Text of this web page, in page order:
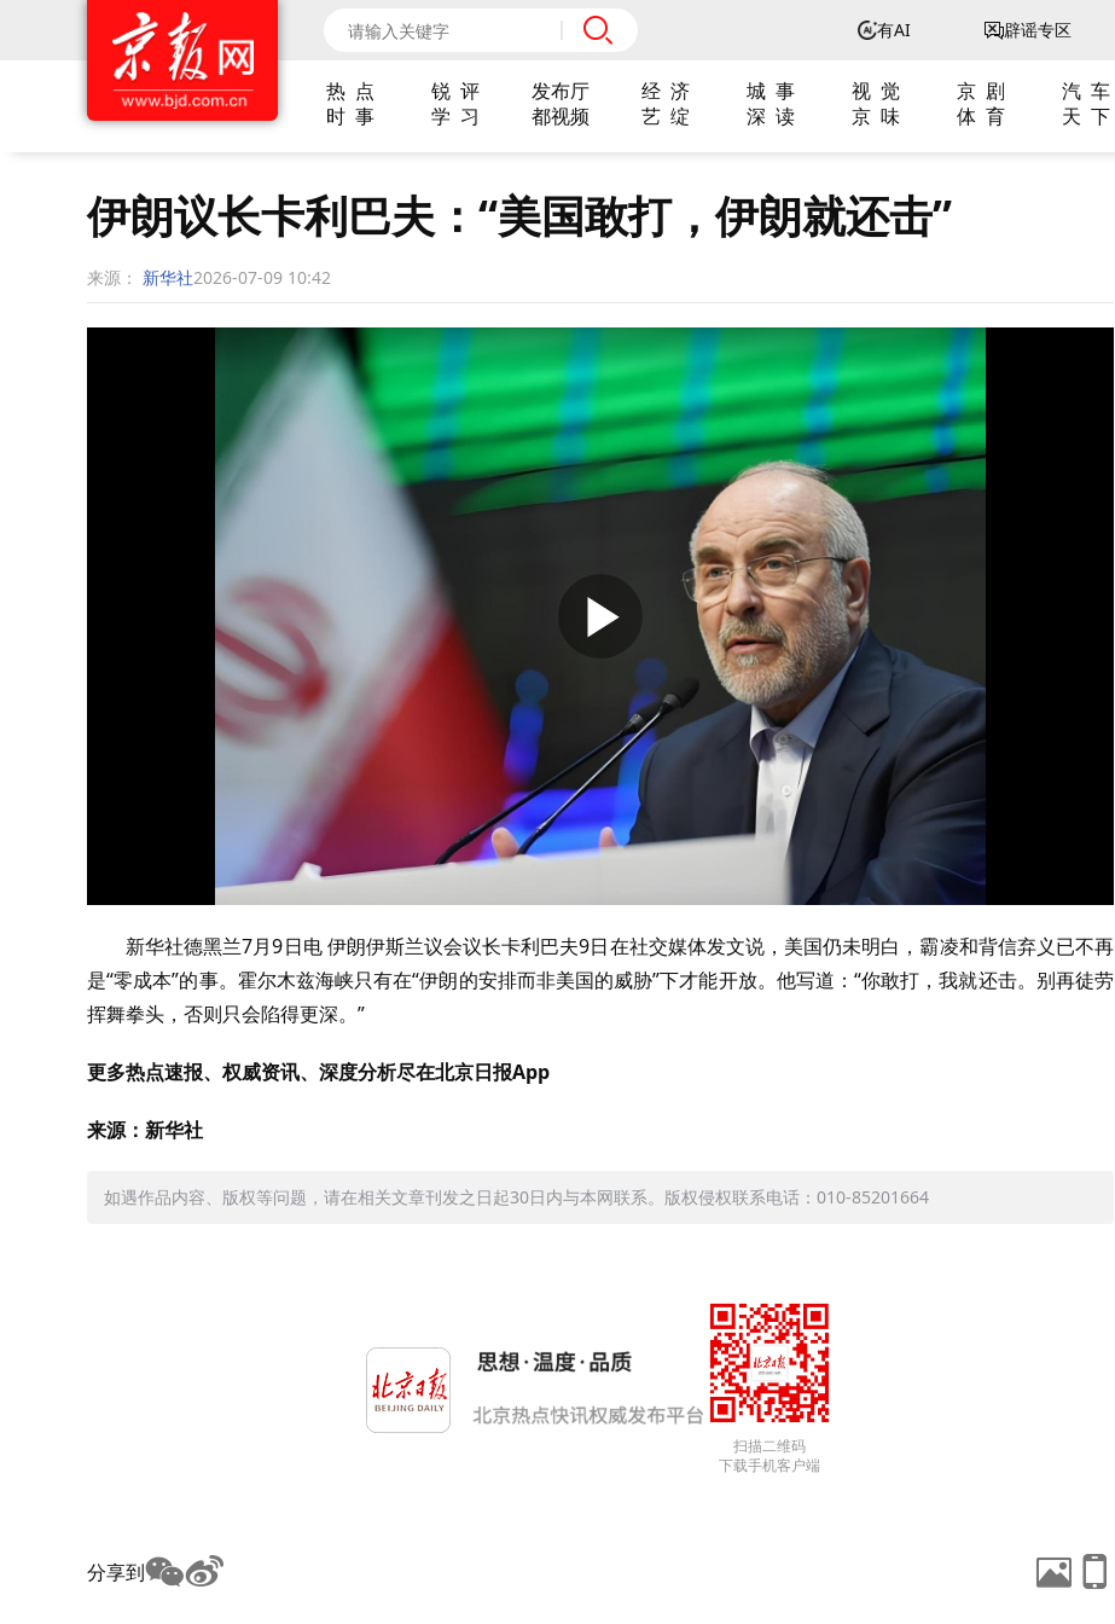
有AI 辟谣专区
热 点 锐 评 发布厅 经 济 城 事 视 觉 京 剧 汽 车
时 事
学 习 都视频 艺 绽 深 读 京 味 体 育 天 下
伊朗议长卡利巴夫：“美国敢打，伊朗就还击”
来源： 新华社2026-07-09 10:42
新华社德黑兰7月9日电 伊朗伊斯兰议会议长卡利巴夫9日在社交媒体发文说，美国仍未明白，霸凌和背信弃义已不再
是“零成本”的事。霍尔木兹海峡只有在“伊朗的安排而非美国的威胁”下才能开放。他写道：“你敢打，我就还击。别再徒劳
挥舞拳头，否则只会陷得更深。”
更多热点速报、权威资讯、深度分析尽在北京日报App
来源：新华社
如遇作品内容、版权等问题，请在相关文章刊发之日起30日内与本网联系。版权侵权联系电话：010-85201664
扫描二维码
下载手机客户端
分享到